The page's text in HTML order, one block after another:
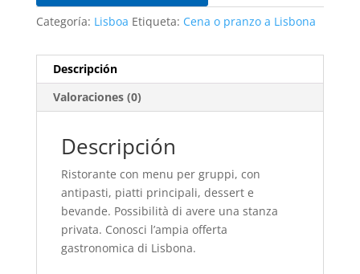
Categoría: Lisboa Etiqueta: Cena o pranzo a Lisbona
Descripción
Valoraciones (0)
Descripción
Ristorante con menu per gruppi, con
antipasti, piatti principali, dessert e
bevande. Possibilità di avere una stanza
privata. Conosci l’ampia offerta
gastronomica di Lisbona.